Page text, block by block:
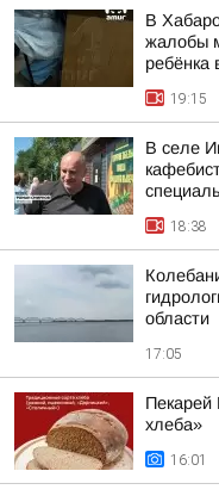
В
жалобы
ребёнка
19:15
В селе
18:38
области
17:05
Пекарей
хлеба»
16:01